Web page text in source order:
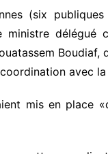
(six
ministre délégué
avec
mis en place